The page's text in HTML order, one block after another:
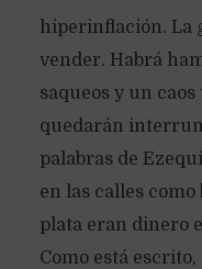
hiperinflación. La
vender. Habrá
saqueos y un
quedarán
palabras de
en las calles
plata eran dinero
Como está